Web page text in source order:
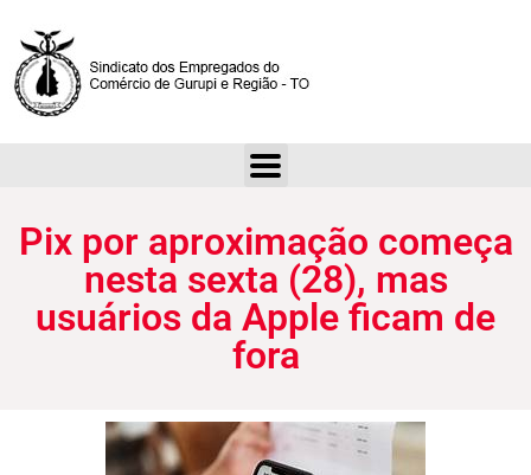
Pix por aproximação começa
nesta sexta (28), mas
usuários da Apple ficam de
fora